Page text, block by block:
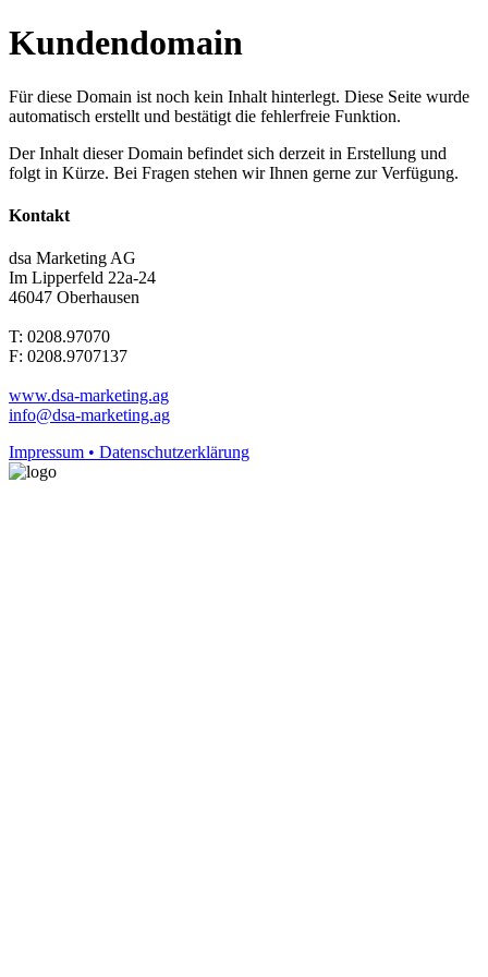
Kundendomain
Für diese Domain ist noch kein Inhalt hinterlegt. Diese Seite wurde
automatisch erstellt und bestätigt die fehlerfreie Funktion.
Der Inhalt dieser Domain befindet sich derzeit in Erstellung und
folgt in Kürze. Bei Fragen stehen wir Ihnen gerne zur Verfügung.
Kontakt
dsa Marketing AG
Im Lipperfeld 22a-24
46047 Oberhausen
T: 0208.97070
F: 0208.9707137
www.dsa-marketing.ag
info@dsa-marketing.ag
Impressum • Datenschutzerklärung